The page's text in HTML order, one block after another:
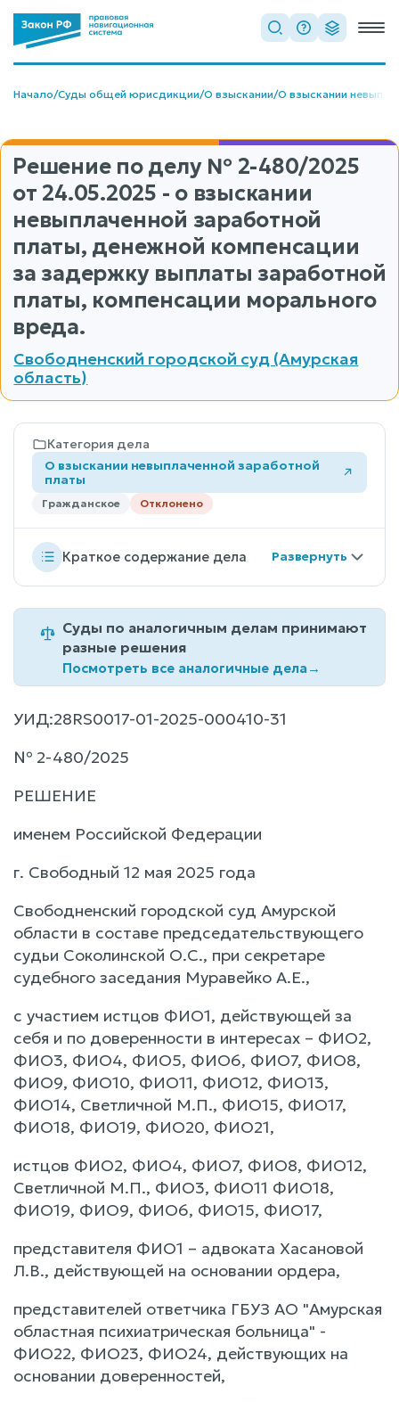
Начало/Суды общей юрисдикции/О взыскании/О взыскании
Решение по делу № 2-480/2025
от 24.05.2025 - о взыскании
невыплаченной заработной
платы, денежной компенсации
за задержку выплаты заработной
платы, компенсации морального
вреда.
Свободненский городской суд (Амурская
область)
Категория дела
О взыскании невыплаченной заработной
платы
Гражданское Отклонено
Краткое содержание дела
Суды по аналогичным делам принимают
разные решения
Посмотреть все аналогичные дела→
УИД:28RS0017-01-2025-000410-31
№ 2-480/2025
РЕШЕНИЕ
именем Российской Федерации
г. Свободный 12 мая 2025 года
Свободненский городской суд Амурской
области в составе председательствующего
судьи Соколинской О.С., при секретаре
судебного заседания Муравейко А.Е.,
с участием истцов ФИО1, действующей за
себя и по доверенности в интересах – ФИО2,
ФИО3, ФИО4, ФИО5, ФИО6, ФИО7, ФИО8,
ФИО9, ФИО10, ФИО11, ФИО12, ФИО13,
ФИО14, Светличной М.П., ФИО15, ФИО17,
ФИО18, ФИО19, ФИО20, ФИО21,
истцов ФИО2, ФИО4, ФИО7, ФИО8, ФИО12,
Светличной М.П., ФИО3, ФИО11 ФИО18,
ФИО19, ФИО9, ФИО6, ФИО15, ФИО17,
представителя ФИО1 – адвоката Хасановой
Л.В., действующей на основании ордера,
представителей ответчика ГБУЗ АО "Амурская
областная психиатрическая больница" -
ФИО22, ФИО23, ФИО24, действующих на
основании доверенностей,